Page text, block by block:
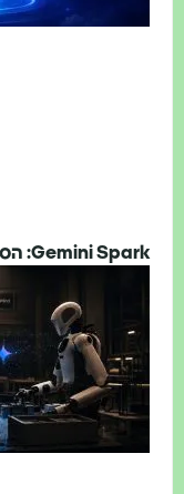
Gemini Spark: הסוכן האישי של גוגל שרץ בענן 24/7